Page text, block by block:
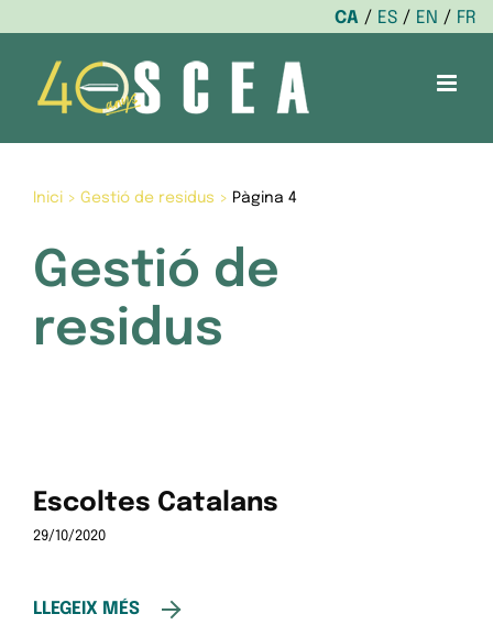
CA ES EN
FR
content
Inici> Gestió de residus > Pàgina 4
Gestió de
residus
Escoltes Catalans
29/10/2020
LLEGEIX MÉS